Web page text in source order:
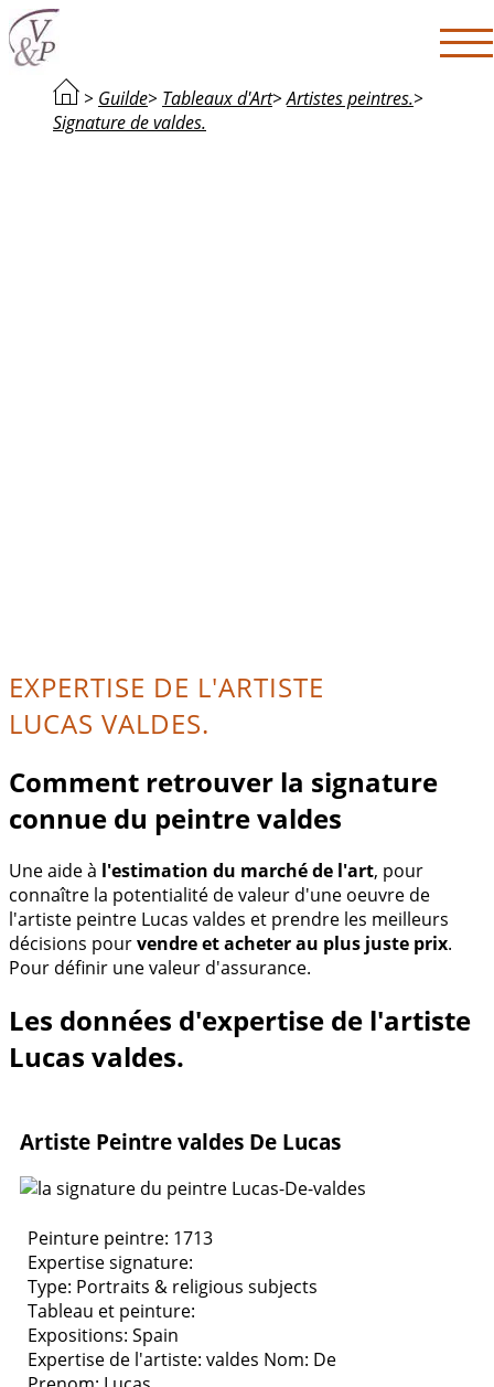
> Guilde> Tableaux d'Art>Artistes peintres.>
Signature de valdes.
EXPERTISE DE L'ARTISTE
LUCAS VALDES.
Comment retrouver la signature
connue du peintre valdes
Une aide à l'estimation du marché de l'art, pour
connaître la potentialité de valeur d'une oeuvre de
l'artiste peintre Lucas valdes et prendre les meilleurs
décisions pourvendre et acheter au plus juste prix.
Pour définir une valeur d'assurance.
Les données d'expertise de l'artiste
Lucas valdes.
Artiste Peintre valdes De Lucas
Peinture peintre: 1713
Expertise signature:
Type: Portraits & religious subjects
Tableau et peinture:
Expositions: Spain
Expertise de l'artiste: valdes Nom: De